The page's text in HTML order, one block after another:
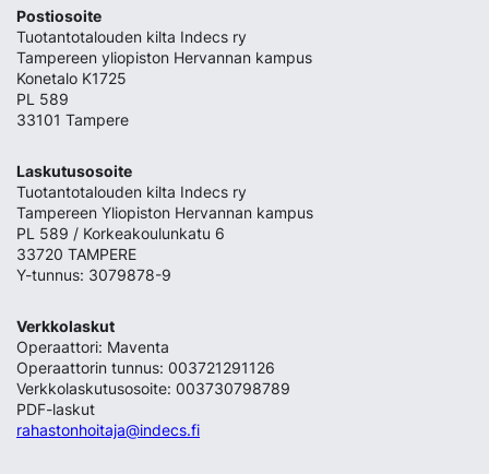
Postiosoite
Tuotantotalouden kilta Indecs ry
Tampereen yliopiston Hervannan kampus
Konetalo K1725
PL 589
33101 Tampere
Laskutusosoite
Tuotantotalouden kilta Indecs ry
Tampereen Yliopiston Hervannan kampus
PL 589 / Korkeakoulunkatu 6
33720 TAMPERE
Y-tunnus: 3079878-9
Verkkolaskut
Operaattori: Maventa
Operaattorin tunnus: 003721291126
Verkkolaskutusosoite: 003730798789
PDF-laskut
rahastonhoitaja@indecs.fi